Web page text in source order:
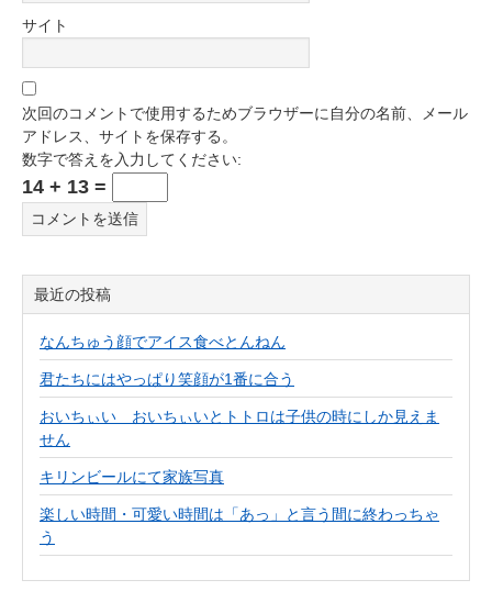
サイト
次回のコメントで使用するためブラウザーに自分の名前、メール
アドレス、サイトを保存する。
数字で答えを入力してください:
14 + 13 =
最近の投稿
なんちゅう顔でアイス食べとんねん
君たちにはやっぱり笑顔が1番に合う
おいちぃい おいちぃいとトトロは子供の時にしか見えま
せん
キリンビールにて家族写真
楽しい時間・可愛い時間は「あっ」と言う間に終わっちゃ
う